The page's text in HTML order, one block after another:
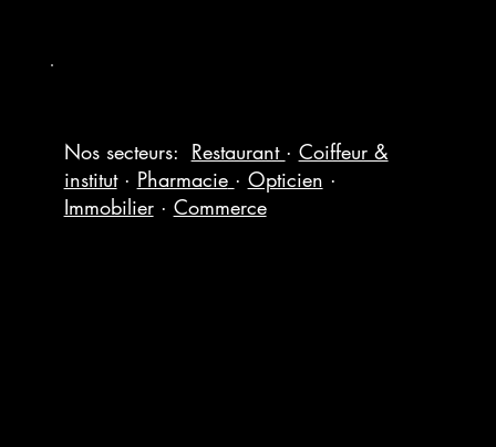
Nos secteurs: Restaurant · Coiffeur &
institut · Pharmacie · Opticien ·
Immobilier· Commerce